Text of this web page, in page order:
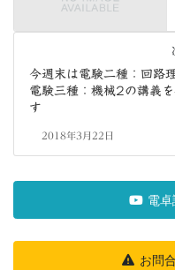
今週末は電験二種：回路
電験三種：機械2の講義を
す
2018年3月22日
電卓
お問